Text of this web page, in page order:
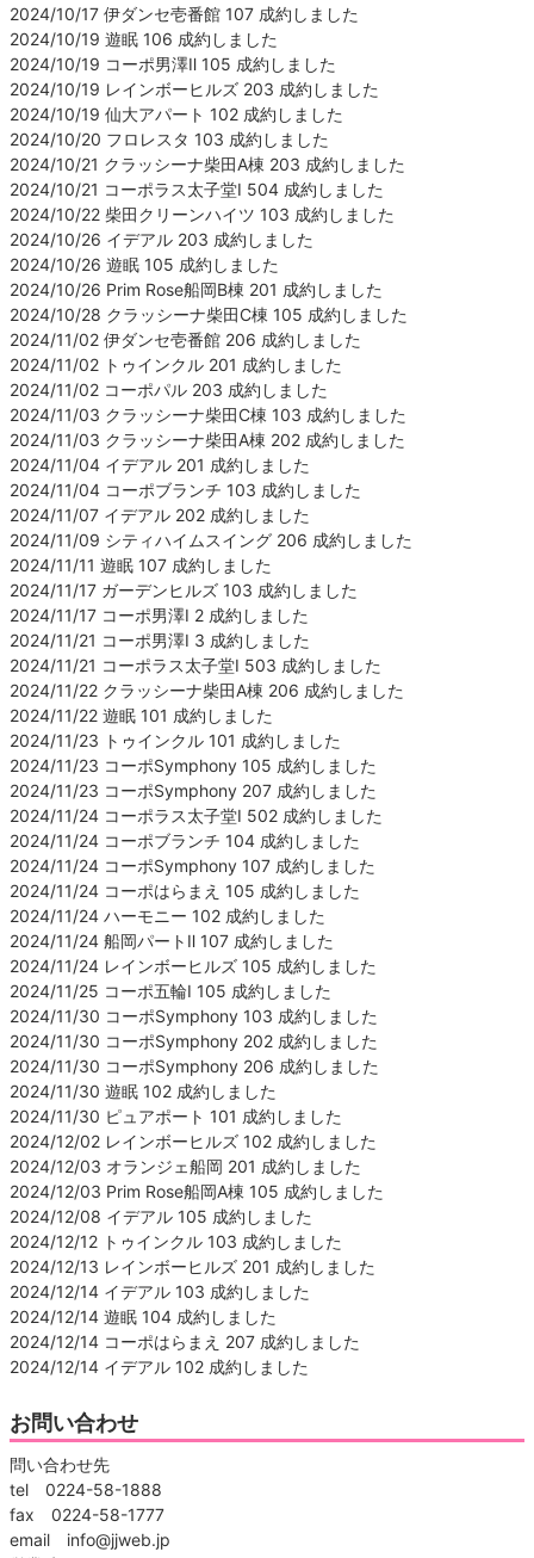
2024/10/17 伊ダンセ壱番館 107 成約しました
2024/10/19 遊眠 106 成約しました
2024/10/19 コーポ男澤Ⅱ 105 成約しました
2024/10/19 レインボーヒルズ 203 成約しました
2024/10/19 仙大アパート 102 成約しました
2024/10/20 フロレスタ 103 成約しました
2024/10/21 クラッシーナ柴田A棟 203 成約しました
2024/10/21 コーポラス太子堂Ⅰ 504 成約しました
2024/10/22 柴田クリーンハイツ 103 成約しました
2024/10/26 イデアル 203 成約しました
2024/10/26 遊眠 105 成約しました
2024/10/26 Prim Rose船岡B棟 201 成約しました
2024/10/28 クラッシーナ柴田C棟 105 成約しました
2024/11/02 伊ダンセ壱番館 206 成約しました
2024/11/02 トゥインクル 201 成約しました
2024/11/02 コーポパル 203 成約しました
2024/11/03 クラッシーナ柴田C棟 103 成約しました
2024/11/03 クラッシーナ柴田A棟 202 成約しました
2024/11/04 イデアル 201 成約しました
2024/11/04 コーポブランチ 103 成約しました
2024/11/07 イデアル 202 成約しました
2024/11/09 シティハイムスイング 206 成約しました
2024/11/11 遊眠 107 成約しました
2024/11/17 ガーデンヒルズ 103 成約しました
2024/11/17 コーポ男澤Ⅰ 2 成約しました
2024/11/21 コーポ男澤Ⅰ 3 成約しました
2024/11/21 コーポラス太子堂Ⅰ 503 成約しました
2024/11/22 クラッシーナ柴田A棟 206 成約しました
2024/11/22 遊眠 101 成約しました
2024/11/23 トゥインクル 101 成約しました
2024/11/23 コーポSymphony 105 成約しました
2024/11/23 コーポSymphony 207 成約しました
2024/11/24 コーポラス太子堂Ⅰ 502 成約しました
2024/11/24 コーポブランチ 104 成約しました
2024/11/24 コーポSymphony 107 成約しました
2024/11/24 コーポはらまえ 105 成約しました
2024/11/24 ハーモニー 102 成約しました
2024/11/24 船岡パートⅡ 107 成約しました
2024/11/24 レインボーヒルズ 105 成約しました
2024/11/25 コーポ五輪Ⅰ 105 成約しました
2024/11/30 コーポSymphony 103 成約しました
2024/11/30 コーポSymphony 202 成約しました
2024/11/30 コーポSymphony 206 成約しました
2024/11/30 遊眠 102 成約しました
2024/11/30 ピュアポート 101 成約しました
2024/12/02 レインボーヒルズ 102 成約しました
2024/12/03 オランジェ船岡 201 成約しました
2024/12/03 Prim Rose船岡A棟 105 成約しました
2024/12/08 イデアル 105 成約しました
2024/12/12 トゥインクル 103 成約しました
2024/12/13 レインボーヒルズ 201 成約しました
2024/12/14 イデアル 103 成約しました
2024/12/14 遊眠 104 成約しました
2024/12/14 コーポはらまえ 207 成約しました
2024/12/14 イデアル 102 成約しました
お問い合わせ
問い合わせ先
tel 0224-58-1888
fax 0224-58-1777
email info@jjweb.jp